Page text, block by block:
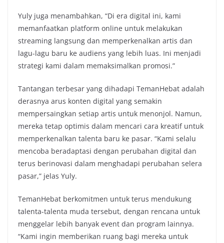
Yuly juga menambahkan, “Di era digital ini, kami
memanfaatkan platform online untuk melakukan
streaming langsung dan memperkenalkan artis dan
lagu-lagu baru ke audiens yang lebih luas. Ini menjadi
strategi kami dalam memaksimalkan promosi.”
Tantangan terbesar yang dihadapi TemanHebat adalah
derasnya arus konten digital yang semakin
mempersaingkan setiap artis untuk menonjol. Namun,
mereka tetap optimis dalam mencari cara kreatif untuk
memperkenalkan talenta baru ke pasar. “Kami selalu
mencoba beradaptasi dengan perubahan digital dan
terus berinovasi dalam menghadapi perubahan selera
pasar,” jelas Yuly.
TemanHebat berkomitmen untuk terus mendukung
talenta-talenta muda tersebut, dengan rencana untuk
menggelar lebih banyak event dan program lainnya.
“Kami ingin memberikan ruang bagi mereka untuk